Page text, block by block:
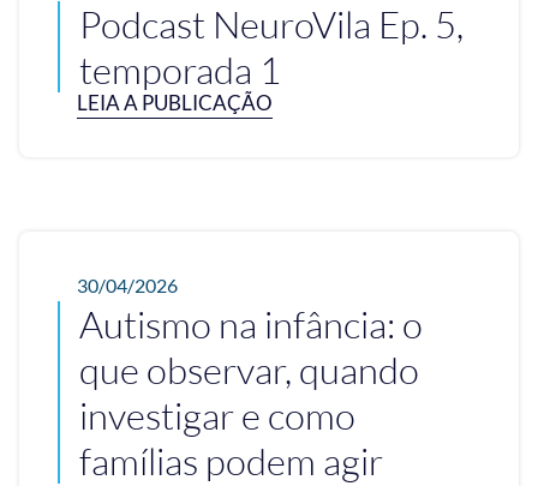
Podcast NeuroVila Ep. 5,
temporada 1
LEIA A PUBLICAÇÃO
30/04/2026
Autismo na infância: o
que observar, quando
investigar e como
famílias podem agir